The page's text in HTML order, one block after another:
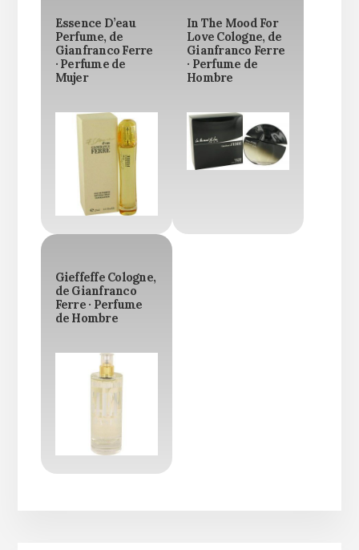
Essence D’eau
Perfume, de
Gianfranco Ferre
· Perfume de
Mujer
In The Mood For
Love Cologne, de
Gianfranco Ferre
· Perfume de
Hombre
Gieffeffe Cologne,
de Gianfranco
Ferre · Perfume
de Hombre